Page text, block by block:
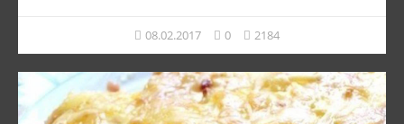
08.02.2017 0 2184